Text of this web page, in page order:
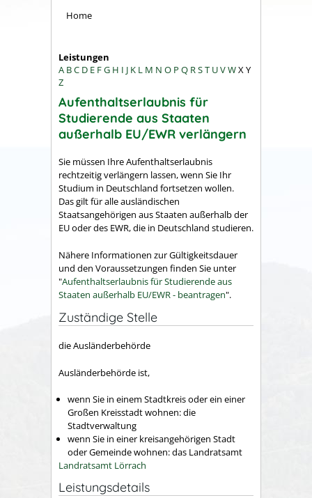
Home
Leistungen
A BC D E FG H I J K L M N O P Q RST UVWXY
Z
Aufenthaltserlaubnis für
Studierende aus Staaten
außerhalb EU/EWR verlängern
Sie müssen Ihre Aufenthaltserlaubnis
rechtzeitig verlängern lassen, wenn Sie Ihr
Studium in Deutschland fortsetzen wollen.
Das gilt für alle ausländischen
Staatsangehörigen aus Staaten außerhalb der
EU oder des EWR, die in Deutschland studieren.
Nähere Informationen zur Gültigkeitsdauer
und den Voraussetzungen finden Sie unter
"Aufenthaltserlaubnis für Studierende aus
Staaten außerhalb EU/EWR - beantragen".
Zuständige Stelle
die Ausländerbehörde
Ausländerbehörde ist,
wenn Sie in einem Stadtkreis oder ein einer
Großen Kreisstadt wohnen: die
Stadtverwaltung
wenn Sie in einer kreisangehörigen Stadt
oder Gemeinde wohnen: das Landratsamt
Landratsamt Lörrach
Leistungsdetails